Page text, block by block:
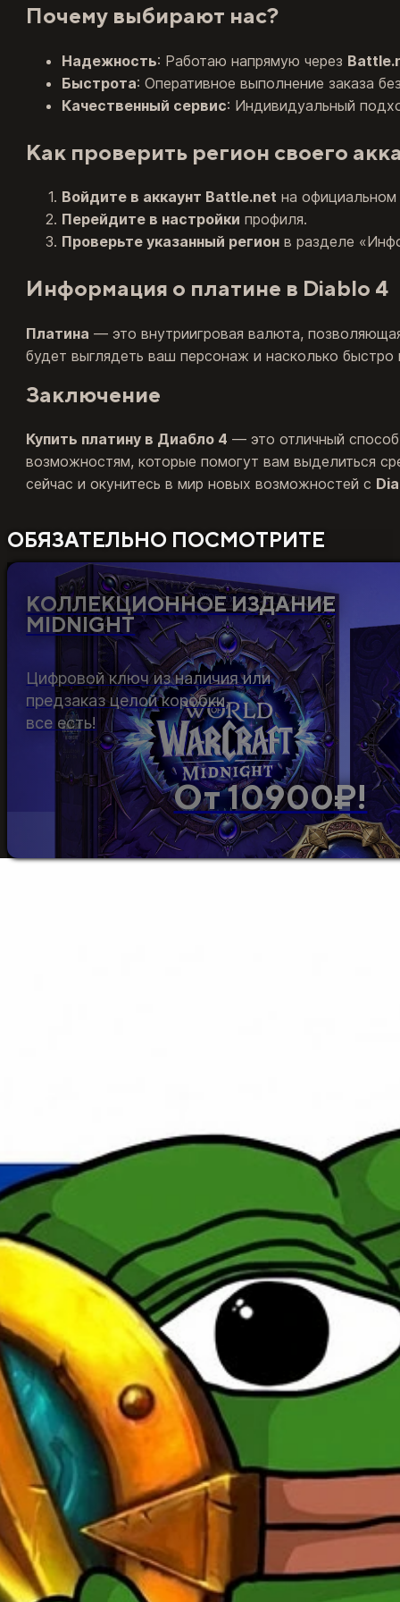
Почему выбирают нас?
Надежность: Работаю напрямую через
Быстрота: Оперативное выполнение заказа
Качественный сервис: Индивидуальный
Как проверить регион своего
Войдите в аккаунт Battle.net на официальном
Перейдите в настройки профиля.
Проверьте указанный регион в разделе
Информация о платине в Diablo 4
Платина — это внутриигровая валюта,
будет выглядеть ваш персонаж и насколько
Заключение
Купить платину в Диабло 4 — это отличный
возможностям, которые помогут вам выделиться
сейчас и окунитесь в мир новых возможностей с
ОБЯЗАТЕЛЬНО ПОСМОТРИТЕ
КОЛЛЕКЦИОННОЕ ИЗДАНИЕ
MIDNIGHT
От 10900₽!
Цифровой ключ из наличия или
предзаказ целой коробки,
все есть!